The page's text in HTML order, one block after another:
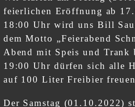
feierlichen Eröffnung ab
18:00 Uhr wird uns Bill
dem Motto „Feierabend
Abend mit Speis und Trank
19:00 Uhr dürfen sich alle
auf 100 Liter Freibier
Der Samstag (01.10.2022)